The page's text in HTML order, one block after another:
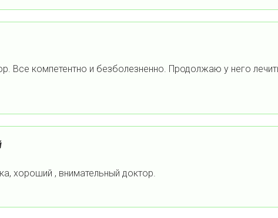
Все компетентно и безболезненно. Продолжаю у него
хороший , внимательный доктор.